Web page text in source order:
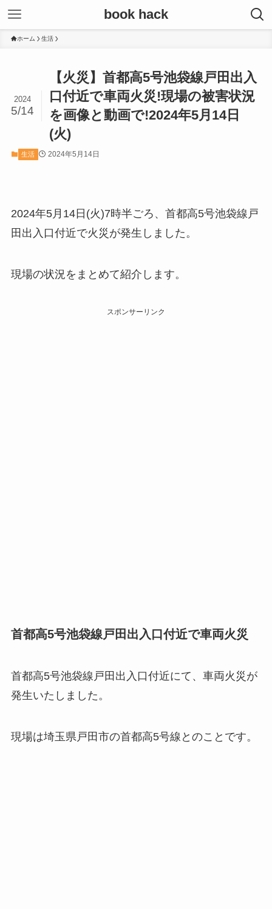
book hack
ホーム 生活
【火災】首都高5号池袋線戸田出入
口付近で車両火災!現場の被害状況
を画像と動画で!2024年5月14日
(火)
2024
5/14
生活 2024年5月14日
2024年5月14日(火)7時半ごろ、首都高5号池袋線戸
田出入口付近で火災が発生しました。
現場の状況をまとめて紹介します。
スポンサーリンク
首都高5号池袋線戸田出入口付近で車両火災
首都高5号池袋線戸田出入口付近にて、車両火災が
発生いたしました。
現場は埼玉県戸田市の首都高5号線とのことです。